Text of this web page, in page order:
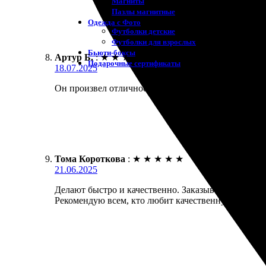
Пазлы магнитные
Одежда с Фото
Футболки детские
Футболки для взрослых
Бьюти-боксы
Подарочные сертификаты
Артур Б. : ★ ★ ★ ★
18.07.2025
Он произвел отличное впечатление. Печать была
Тома Короткова : ★ ★ ★ ★ ★
21.06.2025
Делают быстро и качественно. Заказывала
Рекомендую всем, кто любит качественную печать.